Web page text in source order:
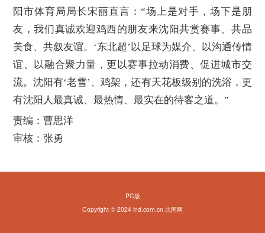
阳市体育局局长宋丽直言：“场上是对手，场下是朋
友，我们真诚欢迎鸡西的朋友来沈阳共赏赛事、共品
美食、共叙友谊。‘东北超’以足球为媒介、以沟通传情
谊、以融合聚力量，更以赛事拉动消费、促进城市交
流。沈阳有‘老雪’、鸡架，还有天花板级别的洗浴，更
有沈阳人最真诚、最热情、最实在的待客之道。”
责编：曹思洋
审核：张勇
PC版
Copyright © 2024 lnd.com.cn 北国网